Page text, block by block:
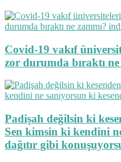
Covid-19 vakıf
zor durumda bıraktı
Padişah değilsin ki
Sen kimsin ki kendini
dağıtır gibi